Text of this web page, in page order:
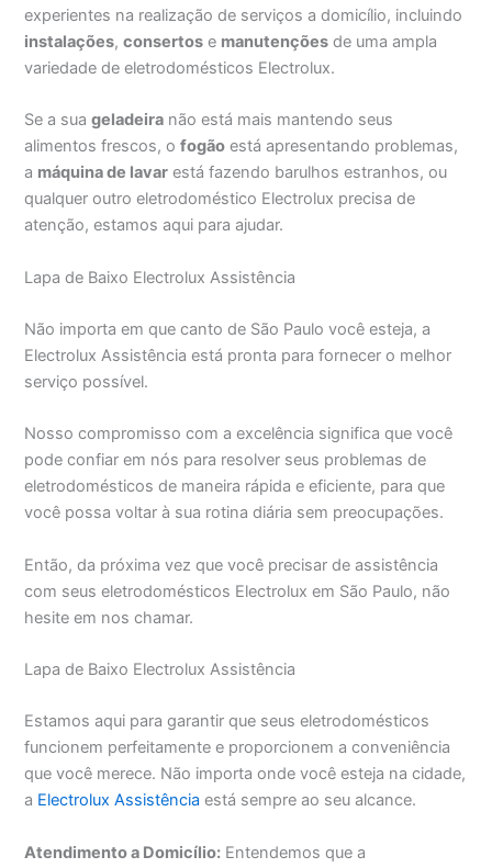
experientes na realização de serviços a domicílio, incluindo
instalações,consertos e manutenções de uma ampla
variedade de eletrodomésticos Electrolux.
Se a suageladeira não está mais mantendo seus
alimentos frescos, ofogão está apresentando problemas,
a máquina de lavar está fazendo barulhos estranhos, ou
qualquer outro eletrodoméstico Electrolux precisa de
atenção, estamos aqui para ajudar.
Lapa de Baixo Electrolux Assistência
Não importa em que canto de São Paulo você esteja, a
Electrolux Assistência está pronta para fornecer o melhor
serviço possível.
Nosso compromisso com a excelência significa que você
pode confiar em nós para resolver seus problemas de
eletrodomésticos de maneira rápida e eficiente, para que
você possa voltar à sua rotina diária sem preocupações.
Então, da próxima vez que você precisar de assistência
com seus eletrodomésticos Electrolux em São Paulo, não
hesite em nos chamar.
Lapa de Baixo Electrolux Assistência
Estamos aqui para garantir que seus eletrodomésticos
funcionem perfeitamente e proporcionem a conveniência
que você merece. Não importa onde você esteja na cidade,
a Electrolux Assistência está sempre ao seu alcance.
Atendimento a Domicílio: Entendemos que a